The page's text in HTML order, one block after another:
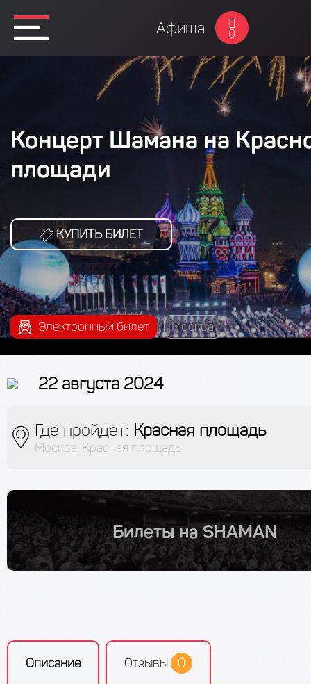
Афиша 0
Концерт Шамана на
площади
КУПИТЬ БИЛЕТ
Электронный билет Москва
22 августа 2024
Где пройдет: Красная площадь
Москва, Красная площадь
Билеты на SHAMAN
Описание Отзывы 0